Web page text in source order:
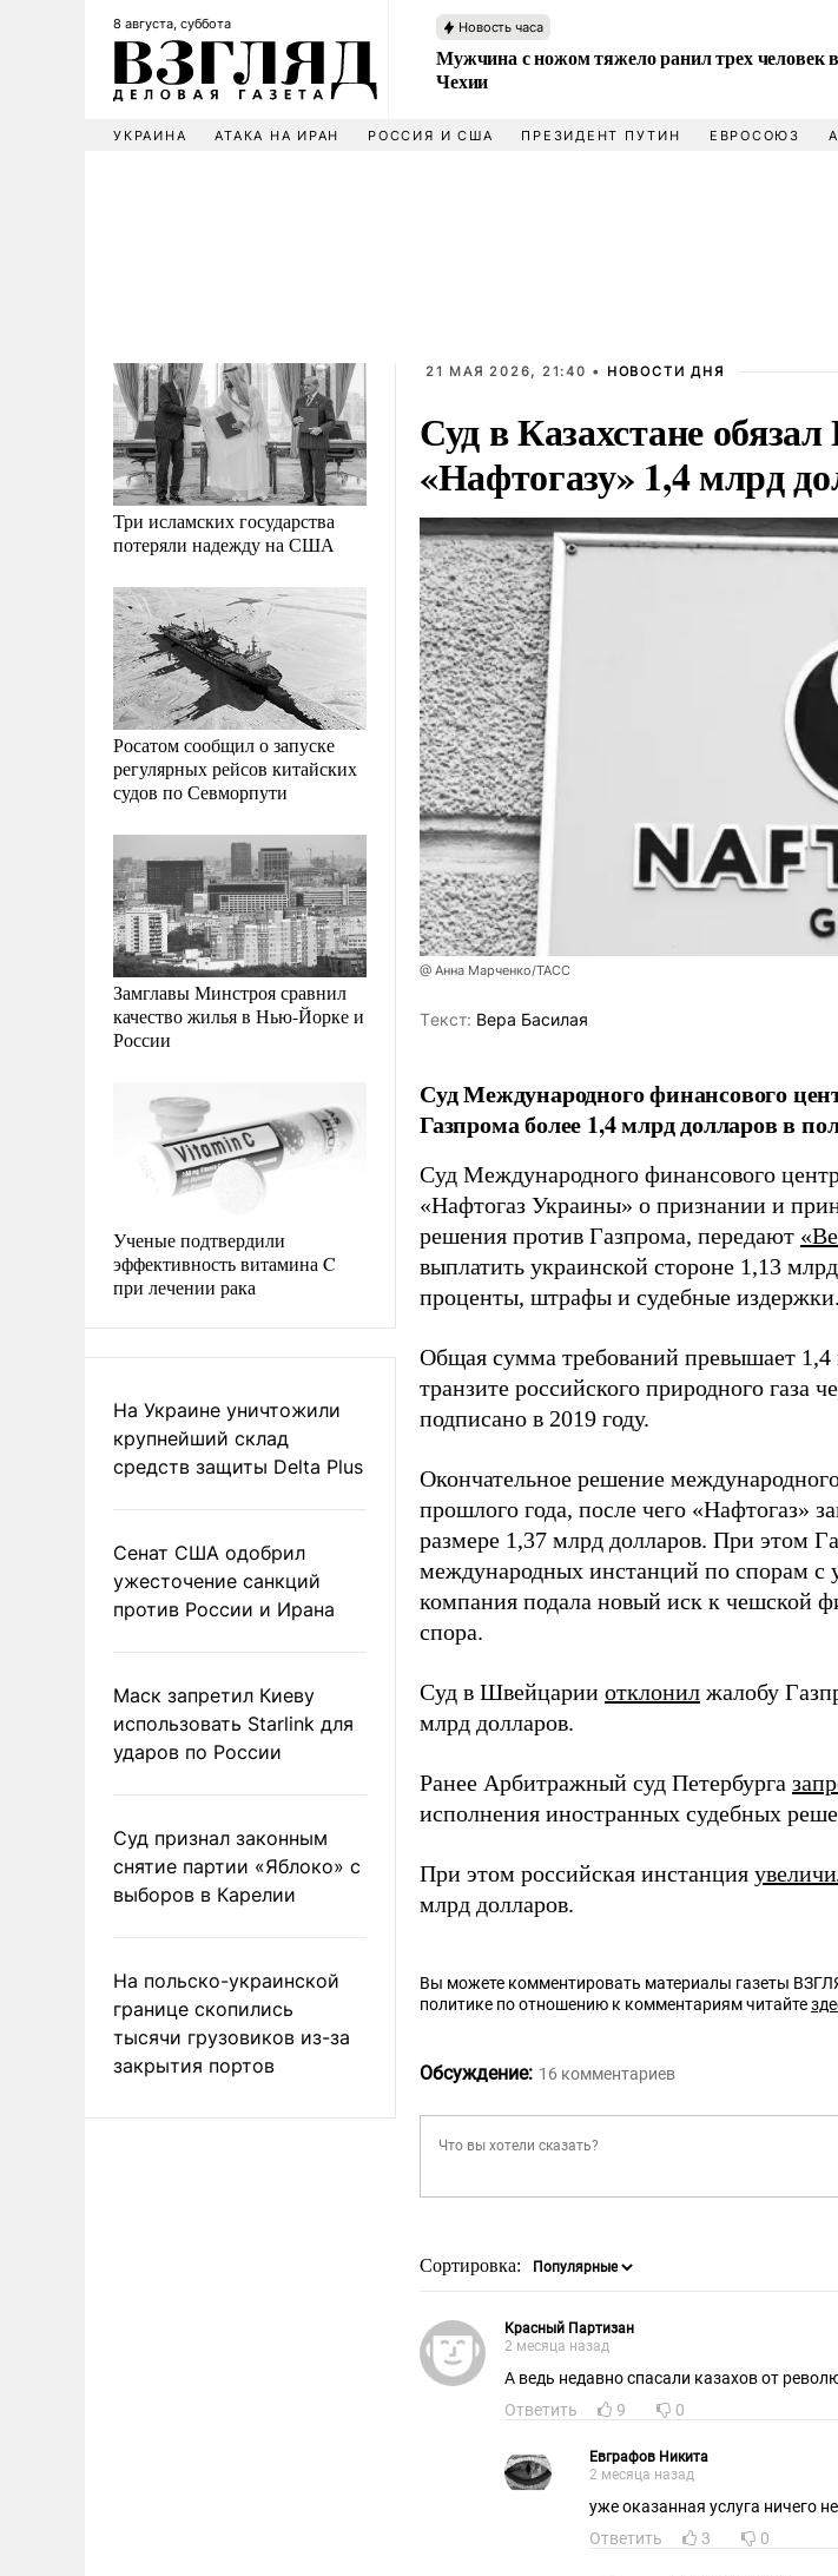
8 августа, суббота Новость часа
Мужчина с ножом тяжело ранил трех человек в
Чехии
УКРАИНА АТАКА НА ИРАН РОССИЯ И США ПРЕЗИДЕНТ ПУТИН ЕВРОСОЮЗ
Три исламских государства
потеряли надежду на США
Росатом сообщил о запуске
регулярных рейсов китайских
судов по Севморпути
Замглавы Минстроя сравнил
качество жилья в Нью-Йорке и
России
Ученые подтвердили
эффективность витамина C
при лечении рака
На Украине уничтожили
крупнейший склад
средств защиты Delta Plus
Сенат США одобрил
ужесточение санкций
против России и Ирана
Маск запретил Киеву
использовать Starlink для
ударов по России
Суд признал законным
снятие партии «Яблоко» с
выборов в Карелии
На польско-украинской
границе скопились
тысячи грузовиков из-за
закрытия портов
21 МАЯ 2026, 21:40 • НОВОСТИ ДНЯ
Суд в Казахстане
«Нафтогазу» 1,4 млрд
@ Анна Марченко/ТАСС
Tекст: Вера Басилая
Суд Международного финансового
Газпрома более 1,4 млрд долларов в
Суд Международного финансового
«Нафтогаз Украины» о признании и
решения против Газпрома, передают
выплатить украинской стороне 1,13
проценты, штрафы и судебные издержки.
Общая сумма требований превышает 1,4
транзите российского природного газа
подписано в 2019 году.
Окончательное решение
прошлого года, после чего «Нафтогаз»
размере 1,37 млрд долларов. При этом
международных инстанций по спорам с
компания подала новый иск к чешской
спора.
Суд в Швейцарии отклонил жалобу
млрд долларов.
Ранее Арбитражный суд Петербурга
исполнения иностранных судебных
При этом российская инстанция
млрд долларов.
Вы можете комментировать материалы газеты
политике по отношению к комментариям читайте
Обсуждение: 16 комментариев
Сортировка:
Красный Партизан
2 месяца назад
А ведь недавно спасали казахов от
Ответить
9 0
Евграфов Никита
2 месяца назад
уже оказанная услуга ничего
Ответить
3 0